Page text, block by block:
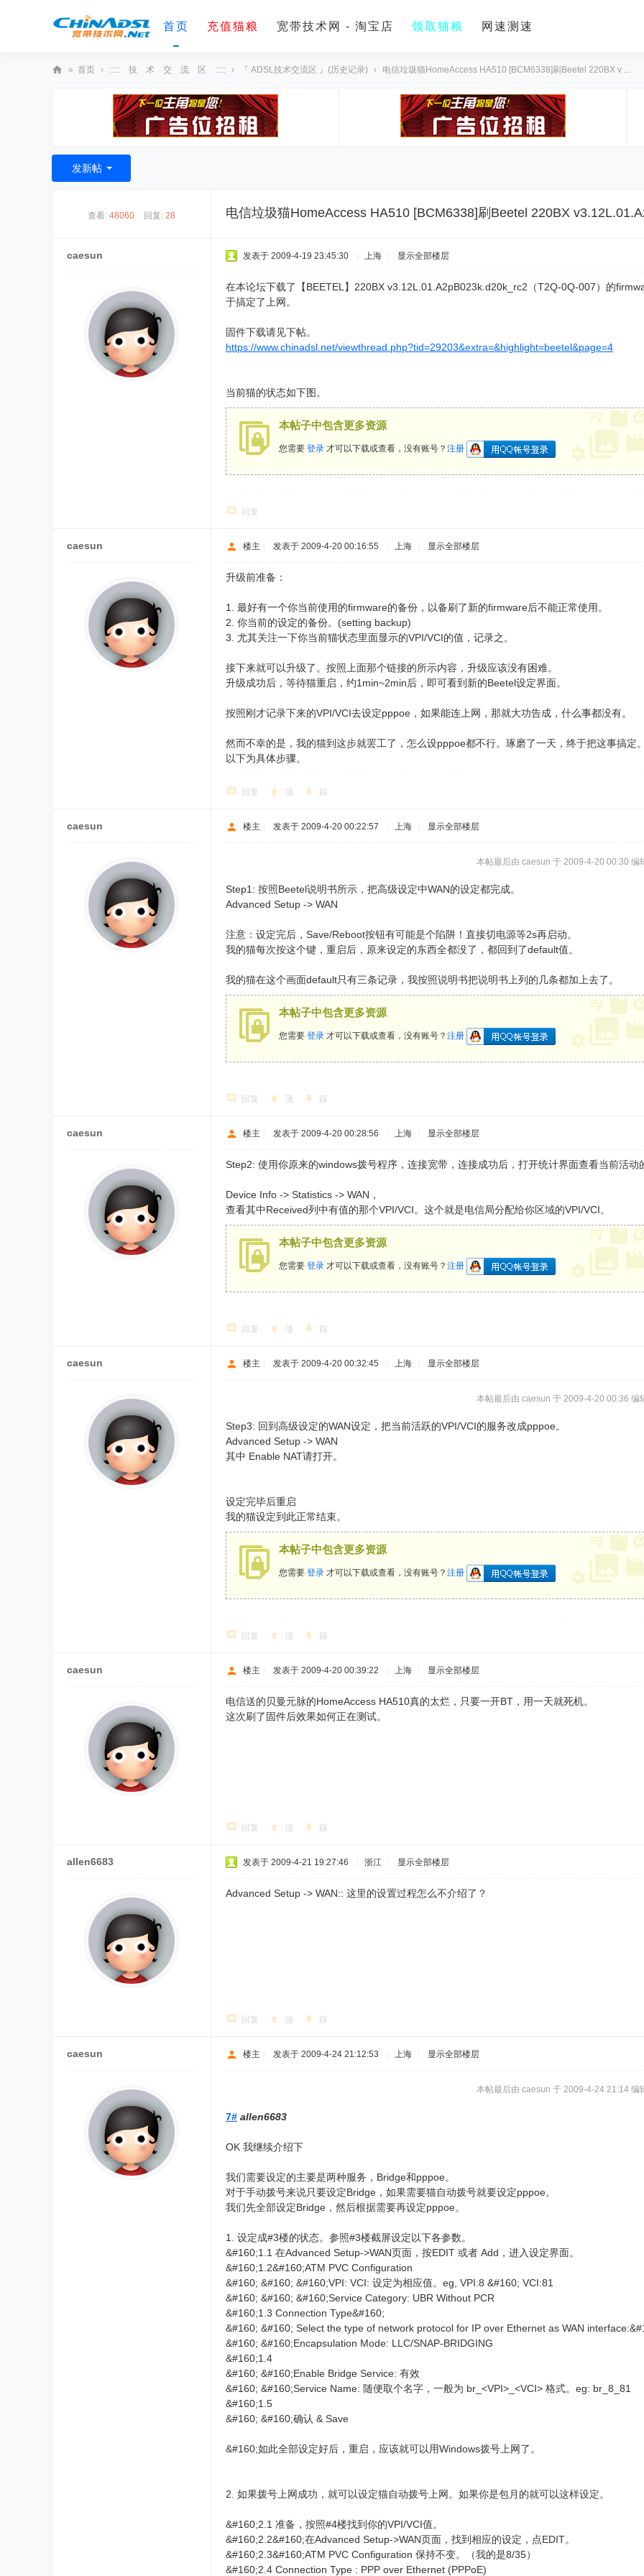
首页 充值猫粮 宽带技术网 - 淘宝店 领取猫粮 网速测速
术
» 首页 › ::::: 技 术 交 流 区 ::::: › 『 ADSL技术交流区 』(历史记录) › 电信垃圾猫HomeAccess HA510 [BCM6338]刷Beetel 220BX v ...
发新帖
查看: 48060 回复: 28 电信垃圾猫HomeAccess HA510 [BCM6338]刷Beetel 220BX
caesun 发表于 2009-4-19 23:45:30 上海 显示全部楼层
在本论坛下载了【BEETEL】220BX v3.12L.01.A2pB023k.d20k_rc2（T2Q-0Q-007）的
于搞定了上网。
固件下载请见下帖。
https://www.chinadsl.net/viewthread.php?tid=29203&extra=&highlight=beetel&page=4
当前猫的状态如下图。
本帖子中包含更多资源
您需要 登录 才可以下载或查看，没有账号？ 注册
回复
caesun 楼主 发表于 2009-4-20 00:16:55 上海 显示全部楼层
升级前准备：
1. 最好有一个你当前使用的firmware的备份，以备刷了新的firmware后不能正常使用。
2. 你当前的设定的备份。(setting backup)
3. 尤其关注一下你当前猫状态里面显示的VPI/VCI的值，记录之。
接下来就可以升级了。按照上面那个链接的所示内容，升级应该没有困难。
升级成功后，等待猫重启，约1min~2min后，即可看到新的Beetel设定界面。
按照刚才记录下来的VPI/VCI去设定pppoe，如果能连上网，那就大功告成，什么事都没有。
然而不幸的是，我的猫到这步就罢工了，怎么设pppoe都不行。琢磨了一天，终于把这事搞定
以下为具体步骤。
回复 顶 踩
caesun 楼主 发表于 2009-4-20 00:22:57 上海 显示全部楼层
本帖最后由 caesun 于 2009-4-20 00:30 编
Step1: 按照Beetel说明书所示，把高级设定中WAN的设定都完成。
Advanced Setup -> WAN
注意：设定完后，Save/Reboot按钮有可能是个陷阱！直接切电源等2s再启动。
我的猫每次按这个键，重启后，原来设定的东西全都没了，都回到了default值。
我的猫在这个画面default只有三条记录，我按照说明书把说明书上列的几条都加上去了。
本帖子中包含更多资源
您需要 登录 才可以下载或查看，没有账号？ 注册
回复 顶 踩
caesun 楼主 发表于 2009-4-20 00:28:56 上海 显示全部楼层
Step2: 使用你原来的windows拨号程序，连接宽带，连接成功后，打开统计界面查看当前活动
Device Info -> Statistics -> WAN，
查看其中Received列中有值的那个VPI/VCI。这个就是电信局分配给你区域的VPI/VCI。
本帖子中包含更多资源
您需要 登录 才可以下载或查看，没有账号？ 注册
回复 顶 踩
caesun 楼主 发表于 2009-4-20 00:32:45 上海 显示全部楼层
本帖最后由 caesun 于 2009-4-20 00:36 编
Step3: 回到高级设定的WAN设定，把当前活跃的VPI/VCI的服务改成pppoe。
Advanced Setup -> WAN
其中 Enable NAT请打开。
设定完毕后重启
我的猫设定到此正常结束。
本帖子中包含更多资源
您需要 登录 才可以下载或查看，没有账号？ 注册
回复 顶 踩
caesun 楼主 发表于 2009-4-20 00:39:22 上海 显示全部楼层
电信送的贝曼元脉的HomeAccess HA510真的太烂，只要一开BT，用一天就死机。
这次刷了固件后效果如何正在测试。
回复 顶 踩
allen6683 发表于 2009-4-21 19:27:46 浙江 显示全部楼层
Advanced Setup -> WAN:: 这里的设置过程怎么不介绍了？
回复 顶 踩
caesun 楼主 发表于 2009-4-24 21:12:53 上海 显示全部楼层
本帖最后由 caesun 于 2009-4-24 21:14 编
7# allen6683
OK 我继续介绍下
我们需要设定的主要是两种服务，Bridge和pppoe。
对于手动拨号来说只要设定Bridge，如果需要猫自动拨号就要设定pppoe。
我们先全部设定Bridge，然后根据需要再设定pppoe。
1. 设定成#3楼的状态。参照#3楼截屏设定以下各参数。
&#160;1.1 在Advanced Setup->WAN页面，按EDIT 或者 Add，进入设定界面。
&#160;1.2&#160;ATM PVC Configuration
&#160; &#160; &#160;VPI: VCI: 设定为相应值。eg, VPI:8 &#160; VCI:81
&#160; &#160; &#160;Service Category: UBR Without PCR
&#160;1.3 Connection Type&#160;
&#160; &#160; Select the type of network protocol for IP over Ethernet as WAN
&#160; &#160;Encapsulation Mode: LLC/SNAP-BRIDGING
&#160;1.4
&#160; &#160;Enable Bridge Service: 有效
&#160; &#160;Service Name: 随便取个名字，一般为 br_<VPI>_<VCI> 格式。eg: br_8_81
&#160;1.5
&#160; &#160;确认 & Save
&#160;如此全部设定好后，重启，应该就可以用Windows拨号上网了。
2. 如果拨号上网成功，就可以设定猫自动拨号上网。如果你是包月的就可以这样设定。
&#160;2.1 准备，按照#4楼找到你的VPI/VCI值。
&#160;2.2&#160;在Advanced Setup->WAN页面，找到相应的设定，点EDIT。
&#160;2.3&#160;ATM PVC Configuration 保持不变。（我的是8/35）
&#160;2.4 Connection Type : PPP over Ethernet (PPPoE)